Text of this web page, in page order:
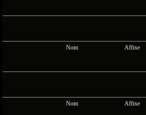
Nom Affixe
Nom Affixe